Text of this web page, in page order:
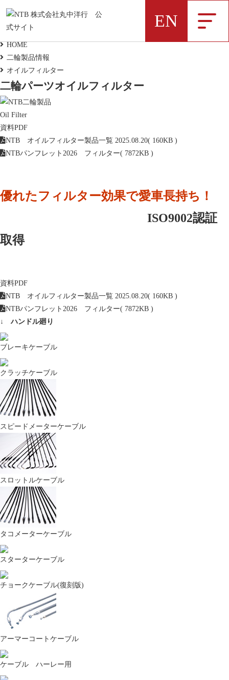
弊社NTBブランドの製品データをExcelにま
とめました
新着情報
NTB製品の最新情報や、展示会・メーカーイ
ベント、当社からのお知らせ。
A6パッド重要なお知らせ
可能な社会の実現に取り組んでまいります。
EN
二輪製品情報
Motorcycle Parts
HOME
二輪製品情報
オイルフィルター
二輪パーツオイルフィルター
Oil Filter
資料PDF
NTB オイルフィルター製品一覧 2025.08.20( 160KB )
NTBパンフレット2026 フィルター( 7872KB )
優れたフィルター効果で愛車長持ち！
ISO9002認証
取得
資料PDF
NTB オイルフィルター製品一覧 2025.08.20( 160KB )
NTBパンフレット2026 フィルター( 7872KB )
↓ ハンドル廻り
ブレーキケーブル
クラッチケーブル
スピードメーターケーブル
スロットルケーブル
タコメーターケーブル
スターターケーブル
チョークケーブル(復刻版)
アーマーコートケーブル
ケーブル ハーレー用